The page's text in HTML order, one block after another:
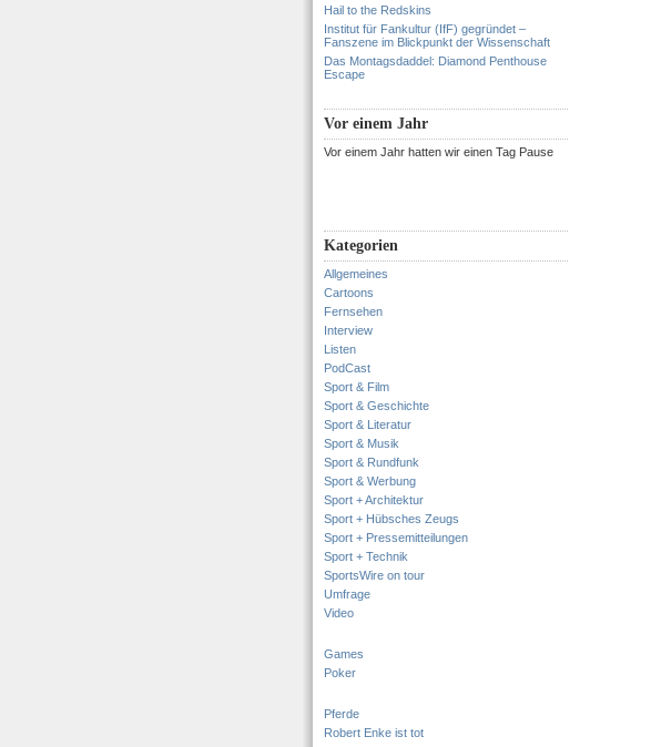
Hail to the Redskins
Institut für Fankultur (IfF) gegründet –
Fanszene im Blickpunkt der Wissenschaft
Das Montagsdaddel: Diamond Penthouse
Escape
Vor einem Jahr
Vor einem Jahr hatten wir einen Tag Pause
Kategorien
Allgemeines
Cartoons
Fernsehen
Interview
Listen
PodCast
Sport & Film
Sport & Geschichte
Sport & Literatur
Sport & Musik
Sport & Rundfunk
Sport & Werbung
Sport + Architektur
Sport + Hübsches Zeugs
Sport + Pressemitteilungen
Sport + Technik
SportsWire on tour
Umfrage
Video
Games
Poker
Pferde
Robert Enke ist tot